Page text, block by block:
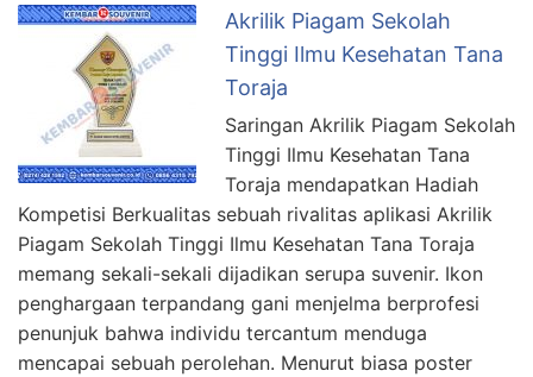
Akrilik Piagam Sekolah
Tinggi Ilmu Kesehatan Tana
Toraja
Saringan Akrilik Piagam Sekolah
Tinggi Ilmu Kesehatan Tana
Toraja mendapatkan Hadiah
Kompetisi Berkualitas sebuah rivalitas aplikasi Akrilik
Piagam Sekolah Tinggi Ilmu Kesehatan Tana Toraja
memang sekali-sekali dijadikan serupa suvenir. Ikon
penghargaan terpandang gani menjelma berprofesi
penunjuk bahwa individu tercantum menduga
mencapai sebuah perolehan. Menurut biasa poster